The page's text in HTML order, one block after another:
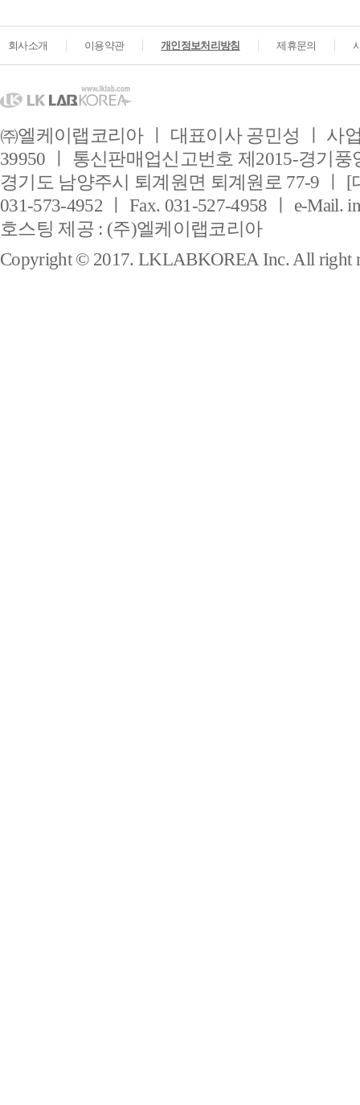
회사소개 이용약관 개인정보처리방침 제휴문의
㈜엘케이랩코리아 ㅣ 대표이사 공민성 ㅣ 사
39950 ㅣ 통신판매업신고번호 제2015-경기풍
경기도 남양주시 퇴계원면 퇴계원로 77-9 ㅣ [
031-573-4952 ㅣ Fax. 031-527-4958 ㅣ e-Mail.
호스팅 제공 : (주)엘케이랩코리아
Copyright © 2017. LKLABKOREA Inc. All right